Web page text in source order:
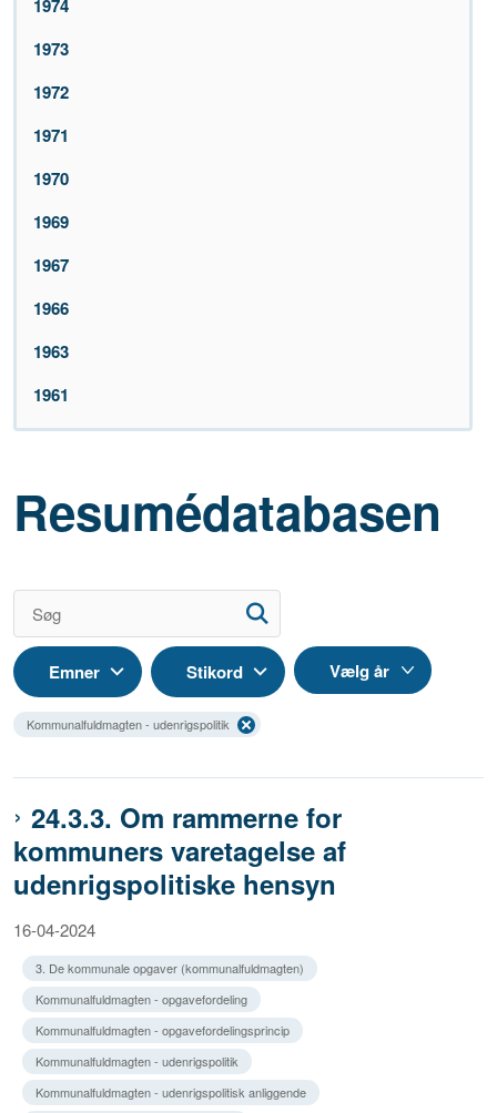
1974
1973
1972
1971
1970
1969
1967
1966
1963
1961
Resumédatabasen
Emner Stikord
Kommunalfuldmagten - udenrigspolitik
24.3.3. Om rammerne for
kommuners varetagelse af
udenrigspolitiske hensyn
16-04-2024
3. De kommunale opgaver (kommunalfuldmagten)
Kommunalfuldmagten - opgavefordeling
Kommunalfuldmagten - opgavefordelingsprincip
Kommunalfuldmagten - udenrigspolitik
Kommunalfuldmagten - udenrigspolitisk anliggende